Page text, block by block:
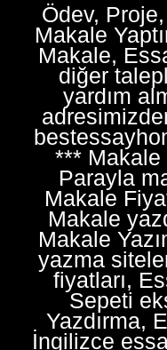
Ödev,
Makale
Makale,
diğer
yardım
*** Makale
Parayla
Makale
Makale
Makale
yazma
fiyatları,
Sepeti
Yazdırma,
İngilizce